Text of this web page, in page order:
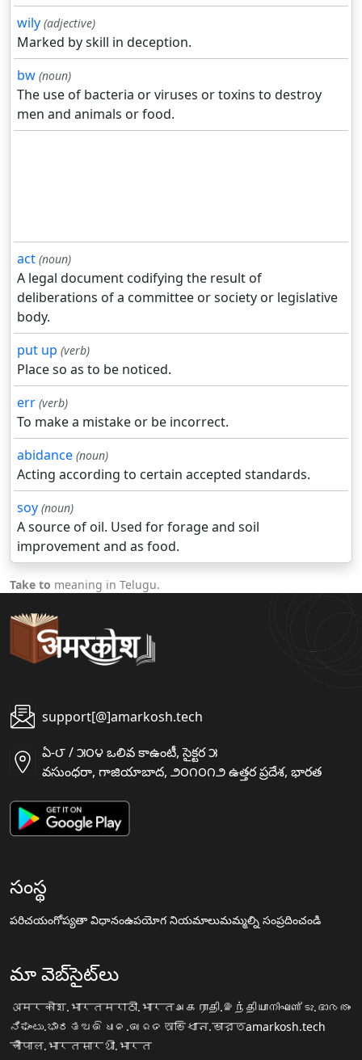
wily (adjective)
Marked by skill in deception.
bw (noun)
The use of bacteria or viruses or toxins to destroy
men and animals or food.
act (noun)
A legal document codifying the result of
deliberations of a committee or society or legislative
body.
put up (verb)
Place so as to be noticed.
err (verb)
To make a mistake or be incorrect.
abidance (noun)
Acting according to certain accepted standards.
soy (noun)
A source of oil. Used for forage and soil
improvement and as food.
Take to meaning in Telugu.
support[@]amarkosh.tech
ఏ-౮ / ౫౦౪ ఒలివ కాఉంటీ, సైక్టర ౫
వసుంధరా, గాజియాబాద, ౨౦౧౦౧౨ ఉత్తర ప్రదేశ, భారత
సంస్థ
పరిచయంగోప్యతా విధానంఉపయోగ నియమాలుమమ్మల్ని సంప్రదించండి
మా వెబ్‌సైట్‌లు
अमरकोश.भारतमराठी.भारतஅகராதி.இந்தியாനിഘണ്ടു.ഭാരതം
ನಿಘಂಟು.ಭಾರತ ଅଭିଧାନ.ଭାରତ অভিধান.ভারতamarkosh.tech
चौपाल.भारतसारथी.भारत